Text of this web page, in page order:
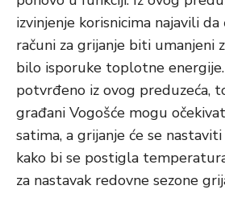
izvinjenje korisnicima najavili
računi za grijanje biti umanjeni
bilo isporuke toplotne
potvrđeno iz ovog preduzeća,
građani Vogošće mogu
satima, a grijanje će se
kako bi se postigla
za nastavak redovne sezone